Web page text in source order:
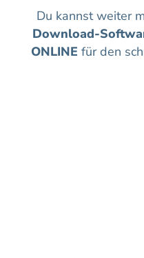
Du kannst weiter
Download-
ONLINE für den